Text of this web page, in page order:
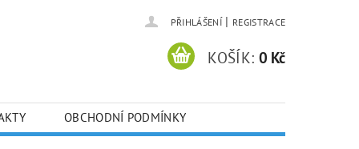
PŘIHLÁŠENÍ | REGISTRACE
KOŠÍK: 0 Kč
OBCHODNÍ PODMÍNKY